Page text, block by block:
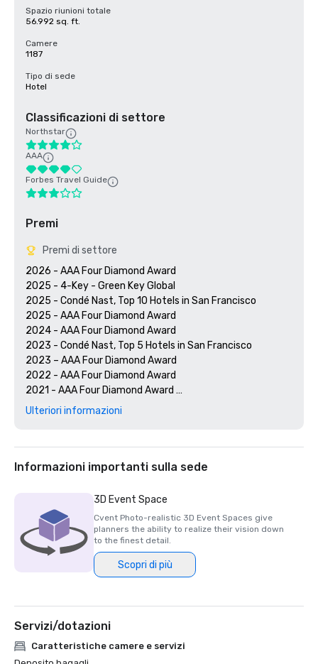
Spazio riunioni totale
56.992 sq. ft.
Camere
1187
Tipo di sede
Hotel
Classificazioni di settore
Northstar
AAA
Forbes Travel Guide
Premi
Premi di settore
2026 - AAA Four Diamond Award
2025 - 4-Key - Green Key Global
2025 - Condé Nast, Top 10 Hotels in San Francisco
2025 - AAA Four Diamond Award
2024 - AAA Four Diamond Award
2023 - Condé Nast, Top 5 Hotels in San Francisco
2023 – AAA Four Diamond Award
2022 - AAA Four Diamond Award
2021 - AAA Four Diamond Award
2020 - Condé Nast 21 Best Hotels in San Francisco
Ulteriori informazioni
Informazioni importanti sulla sede
3D Event Space
Cvent Photo-realistic 3D Event Spaces give
planners the ability to realize their vision down
to the finest detail.
Scopri di più
Servizi/dotazioni
Caratteristiche camere e servizi